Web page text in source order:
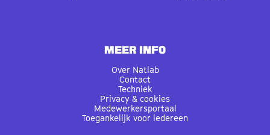
MEER INFO
Over Natlab
Contact
Techniek
Privacy & cookies
Medewerkersportaal
Toegankelijk voor iedereen